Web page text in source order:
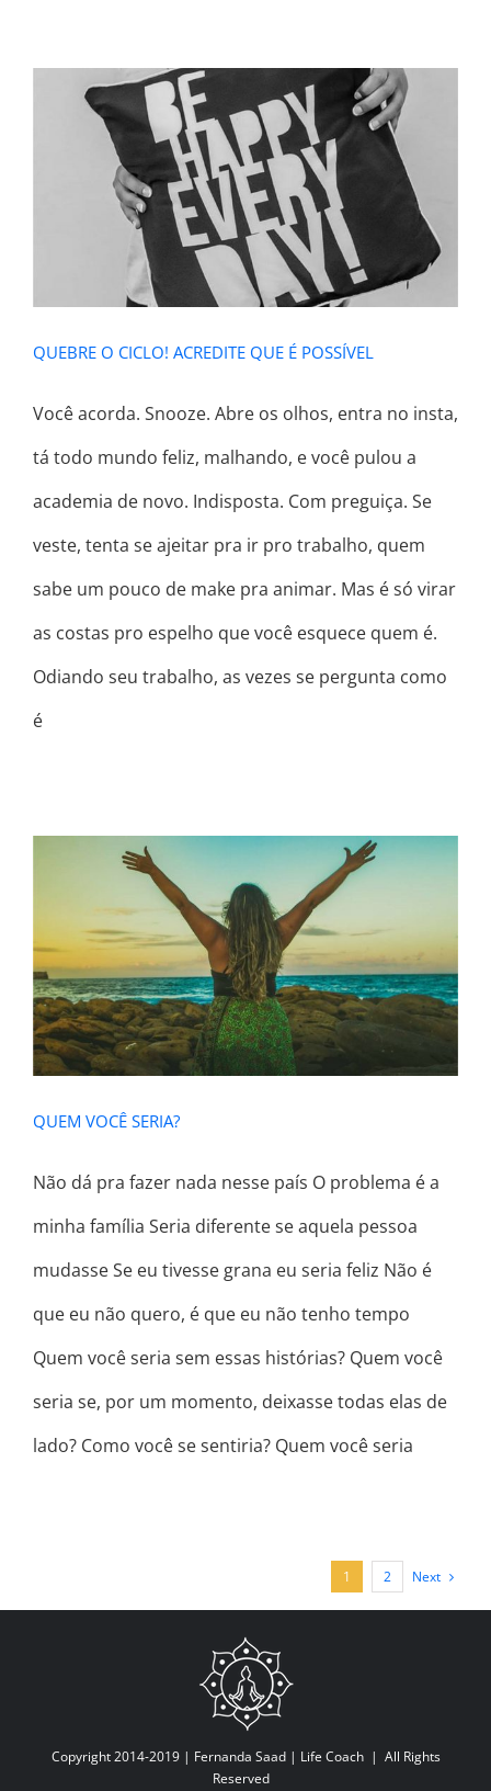
QUEBRE O CICLO! ACREDITE QUE É
POSSÍVEL
QUEBRE O CICLO! ACREDITE QUE É POSSÍVEL
Você acorda. Snooze. Abre os olhos, entra no insta,
tá todo mundo feliz, malhando, e você pulou a
academia de novo. Indisposta. Com preguiça. Se
veste, tenta se ajeitar pra ir pro trabalho, quem
sabe um pouco de make pra animar. Mas é só virar
as costas pro espelho que você esquece quem é.
Odiando seu trabalho, as vezes se pergunta como
é
QUEM VOCÊ SERIA?
QUEM VOCÊ SERIA?
Não dá pra fazer nada nesse país O problema é a
minha família Seria diferente se aquela pessoa
mudasse Se eu tivesse grana eu seria feliz Não é
que eu não quero, é que eu não tenho tempo
Quem você seria sem essas histórias? Quem você
seria se, por um momento, deixasse todas elas de
lado? Como você se sentiria? Quem você seria
1 2 Next
Copyright 2014-2019 | Fernanda Saad | Life Coach| All Rights
Reserved